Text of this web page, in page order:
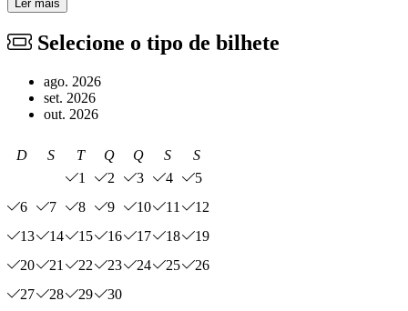
Ler mais
Selecione o tipo de bilhete
ago. 2026
set. 2026
out. 2026
D S T Q Q S
S
1
2 3 4
5
6
7 8 9 10 11
12
13
14 15 16 17 18
19
20
21 22 23 24 25
26
27
28 29
30